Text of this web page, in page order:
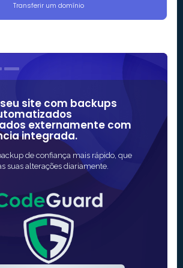
Transferir um domínio
site com backups
externamente com
integrada.
de confiança mais rápido, que
suas alterações diariamente.
A
SSL para